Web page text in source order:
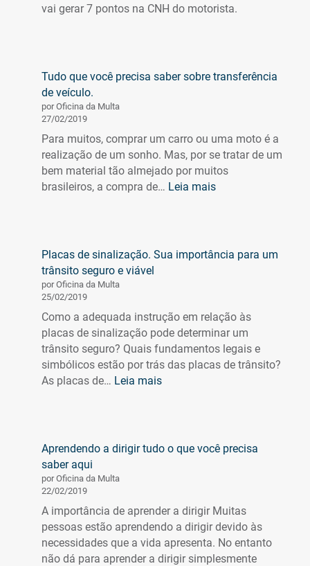
vai gerar 7 pontos na CNH do motorista.
Tudo que você precisa saber sobre transferência
de veículo.
por Oficina da Multa
27/02/2019
Para muitos, comprar um carro ou uma moto é a
realização de um sonho. Mas, por se tratar de um
bem material tão almejado por muitos
brasileiros, a compra de… Leia mais:
precisa
de
veículo.
Placas de sinalização. Sua importância para um
trânsito seguro e viável
por Oficina da Multa
25/02/2019
Como a adequada instrução em relação às
placas de sinalização pode determinar um
trânsito seguro? Quais fundamentos legais e
simbólicos estão por trás das placas de trânsito?
As placas de… Leia mais:
Sua
trânsito
seguro
e
viável
Aprendendo a dirigir tudo o que você precisa
saber aqui
por Oficina da Multa
22/02/2019
A importância de aprender a dirigir Muitas
pessoas estão aprendendo a dirigir devido às
necessidades que a vida apresenta. No entanto
não dá para aprender a dirigir simplesmente